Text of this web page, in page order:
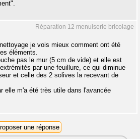
Réparation 12 menuiserie bricolage
je vois mieux comment ont été
éléments.
pas le mur (5 cm de vide) et elle est
par une feuillure, ce qui diminue
et celle des 2 solives la recevant de
elle m'a été très utile dans l'avancée